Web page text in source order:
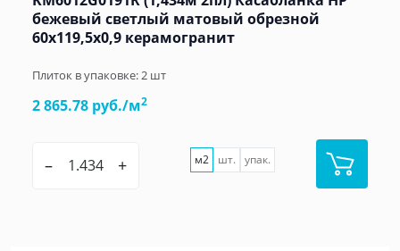
бежевый светлый матовый обрезной
60x119,5x0,9 керамогранит
Плиток в упаковке:2 шт
2 865.78 руб./м2
– + м2 шт. упак.